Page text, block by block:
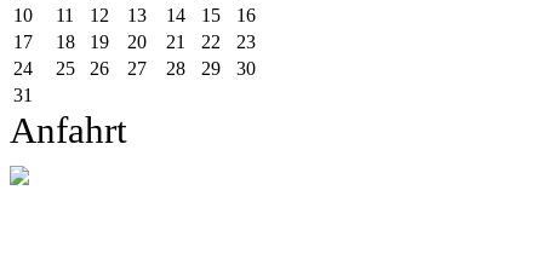
10
11 12 13 14 15
16
17
18 19 20 21 22
23
24
25 26 27 28 29
30
31
Anfahrt